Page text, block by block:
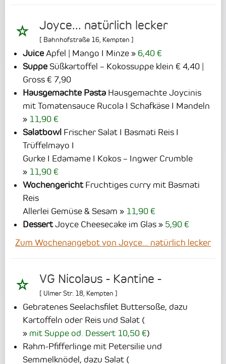
Joyce... natürlich lecker
[ Bahnhofstraße 16 Kempten ]
JuiceApfel | Mango I Minze
6,40 €
SuppeSüßkartoffel – Kokossuppe klein € 4,40 |
Gross € 7,90
Hausgemachte Pasta Hausgemachte Joycinis
mit Tomatensauce Rucola I Schafkäse I Mandeln
11,90 €
Salatbowl Frischer Salat I Basmati Reis I
Trüffelmayo I
Gurke I Edamame I Kokos – Ingwer Crumble
11,90 €
WochengerichtFruchtiges curry mit Basmati
Reis
Allerlei Gemüse & Sesam
11,90 €
DessertJoyce Cheesecake im Glas
5,90 €
Zum Wochenangebot von Joyce... natürlich lecker
VG Nicolaus - Kantine -
[ Ulmer Str. 18, Kempten ]
Gebratenes Seelachsfilet Buttersoße, dazu
Kartoffeln oder Reis und Salat (
mit Suppe od. Dessert 10,50 €)
Rahm-Pfifferlinge mit Petersilie und
Semmelknödel, dazu Salat (